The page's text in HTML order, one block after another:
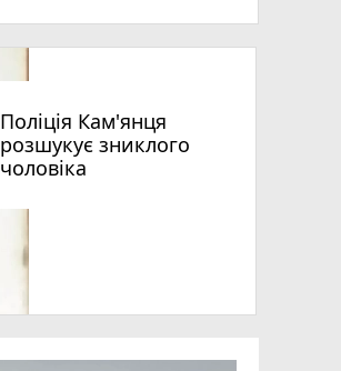
Поліція Кам'янця
розшукує зниклого
чоловіка